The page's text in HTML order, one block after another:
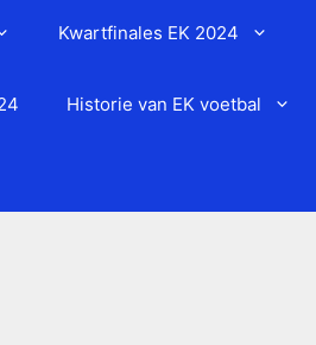
Kwartfinales EK 2024
Historie van EK voetbal